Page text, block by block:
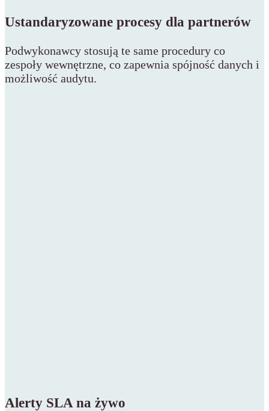
Ustandaryzowane procesy dla partnerów
Podwykonawcy stosują te same procedury co
zespoły wewnętrzne, co zapewnia spójność danych i
możliwość audytu.
Alerty SLA na żywo